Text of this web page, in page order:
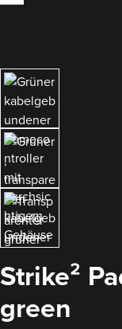
Strike²
green